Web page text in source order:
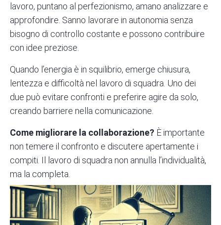
lavoro, puntano al perfezionismo, amano analizzare e
approfondire. Sanno lavorare in autonomia senza
bisogno di controllo costante e possono contribuire
con idee preziose.
Quando l’energia è in squilibrio, emerge chiusura,
lentezza e difficoltà nel lavoro di squadra. Uno dei
due può evitare confronti e preferire agire da solo,
creando barriere nella comunicazione.
Come migliorare la collaborazione? È importante
non temere il confronto e discutere apertamente i
compiti. Il lavoro di squadra non annulla l’individualità,
ma la completa.